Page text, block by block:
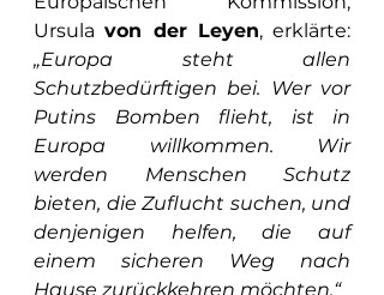
Ursula von der Leyen
„Europa steht allen
Schutzbedürftigen bei. Wer vor
Putins Bomben flieht, ist in
Europa willkommen. Wir
werden Menschen Schutz
bieten, die Zuflucht suchen, und
denjenigen helfen, die auf
einem sicheren Weg nach
Hause zurückkehren möchten.“